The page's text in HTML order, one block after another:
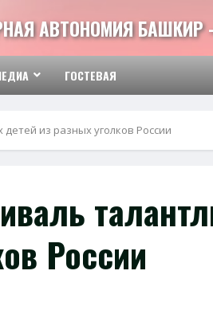
АВТОНОМИЯ БАШКИР
ГОСТЕВАЯ
из разных уголков России
России